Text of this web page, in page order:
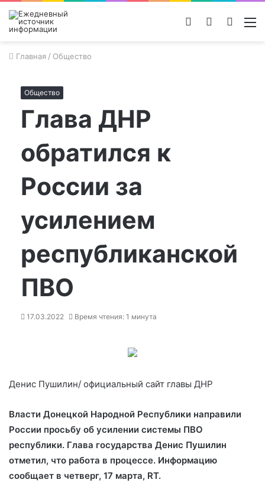
Поиск
Switch
Войти
Главная / Общество
Общество
Глава ДНР
обратился к
России за
усилением
республиканской
ПВО
17.03.2022 Время чтения: 1 минута
Денис Пушилин/ официальный сайт главы ДНР
Власти Донецкой Народной Республики направили
России просьбу об усилении системы ПВО
республики. Глава государства Денис Пушилин
отметил, что работа в процессе. Информацию
сообщает в четверг, 17 марта, RT.